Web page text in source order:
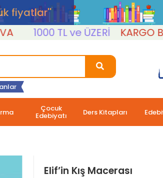
fiyatlar''
1000 TL ve ÜZERİ KARGO
Çocuk
Edebiyatı Ders Kitapları
Elif’in Kış Macerası